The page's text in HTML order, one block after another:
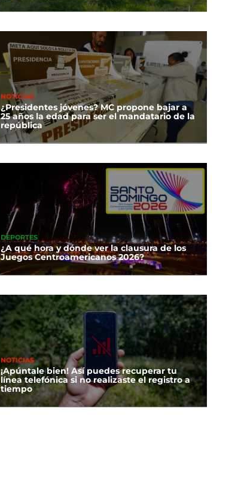
NOTICIAS
¿Presidentes jóvenes? MC propone bajar a
25 años la edad para ser el mandatario de la
república
DEPORTES
¿A qué hora y dónde ver la clausura de los
Juegos Centroamericanos 2026?
NOTICIAS
¡Apúntale bien! Así puedes recuperar tu
línea telefónica si no realizaste el registro a
tiempo